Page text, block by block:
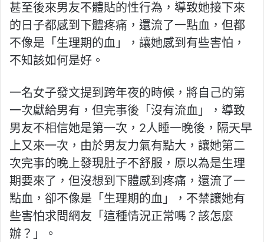
甚至後來男友不體貼的性行為，導致她接下來
的日子都感到下體疼痛，還流了一點血，但都
不像是「生理期的血」，讓她感到有些害怕，
不知該如何是好。
一名女子發文提到跨年夜的時候，將自己的第
一次獻給男有，但完事後「沒有流血」，導致
男友不相信她是第一次，2人睡一晚後，隔天早
上又來一次，由於男友力氣有點大，讓她第二
次完事的晚上發現肚子不舒服，原以為是生理
期要來了，但沒想到下體感到疼痛，還流了一
點血，卻不像是「生理期的血」，不禁讓她有
些害怕求問網友「這種情況正常嗎？該怎麼
辦？」。